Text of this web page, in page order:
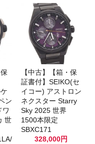
ン
ワ
世
【中古】【箱・保
証書付】SEIKO(セ
イコー) アストロン
ネクスター Starry
Sky 2025 世界
1500本限定
SBXC171
328,000円